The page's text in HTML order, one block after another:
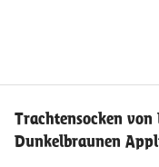
Trachtensocken
Dunkelbraunen